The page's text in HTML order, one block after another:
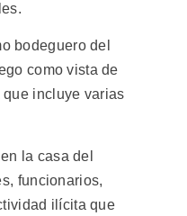
bodeguero del
como vista de
incluye varias
la casa del
funcionarios,
ilícita que